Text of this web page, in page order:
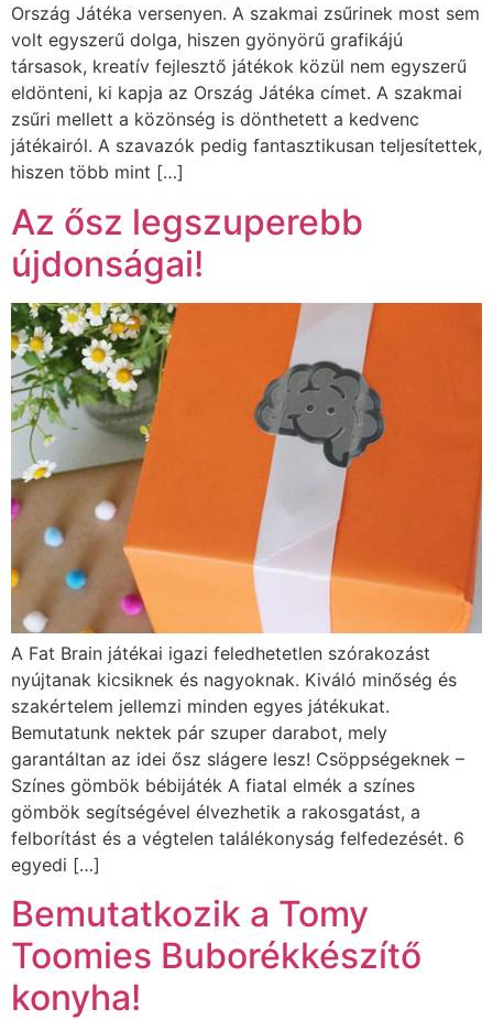
Ország Játéka versenyen. A szakmai zsűrinek most sem
volt egyszerű dolga, hiszen gyönyörű grafikájú
társasok, kreatív fejlesztő játékok közül nem egyszerű
eldönteni, ki kapja az Ország Játéka címet. A szakmai
zsűri mellett a közönség is dönthetett a kedvenc
játékairól. A szavazók pedig fantasztikusan teljesítettek,
hiszen több mint […]
Az ősz legszuperebb
újdonságai!
A Fat Brain játékai igazi feledhetetlen szórakozást
nyújtanak kicsiknek és nagyoknak. Kiváló minőség és
szakértelem jellemzi minden egyes játékukat.
Bemutatunk nektek pár szuper darabot, mely
garantáltan az idei ősz slágere lesz! Csöppségeknek –
Színes gömbök bébijáték A fiatal elmék a színes
gömbök segítségével élvezhetik a rakosgatást, a
felborítást és a végtelen találékonyság felfedezését. 6
egyedi […]
Bemutatkozik a Tomy
Toomies Buborékkészítő
konyha!